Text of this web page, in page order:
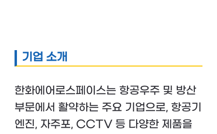
기업 소개
한화에어로스페이스는 항공우주 및 방산
부문에서 활약하는 주요 기업으로, 항공기
엔진, 자주포, CCTV 등 다양한 제품을